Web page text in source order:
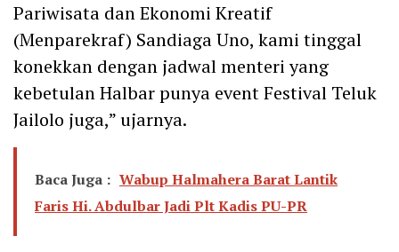
Pariwisata dan Ekonomi Kreatif
(Menparekraf) Sandiaga Uno, kami tinggal
konekkan dengan jadwal menteri yang
kebetulan Halbar punya event Festival Teluk
Jailolo juga,” ujarnya.
Baca Juga : Wabup Halmahera Barat Lantik
Faris Hi. Abdulbar Jadi Plt Kadis PU-PR